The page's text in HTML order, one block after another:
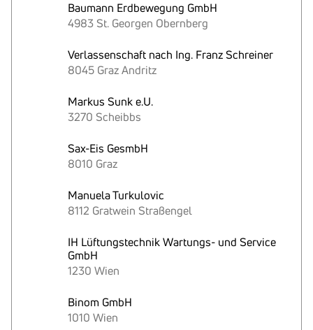
Baumann Erdbewegung GmbH
4983 St. Georgen Obernberg
Verlassenschaft nach Ing. Franz Schreiner
8045 Graz Andritz
Markus Sunk e.U.
3270 Scheibbs
Sax-Eis GesmbH
8010 Graz
Manuela Turkulovic
8112 Gratwein Straßengel
IH Lüftungstechnik Wartungs- und Service
GmbH
1230 Wien
Binom GmbH
1010 Wien